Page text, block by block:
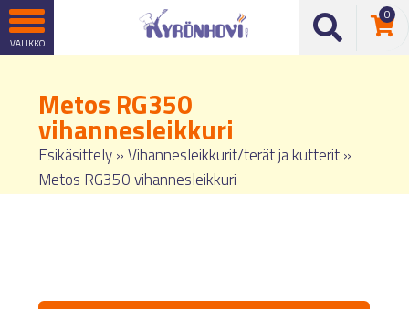
0
Metos RG350
vihannesleikkuri
Esikäsittely»Vihannesleikkurit/terät ja kutterit»
Metos RG350 vihannesleikkuri